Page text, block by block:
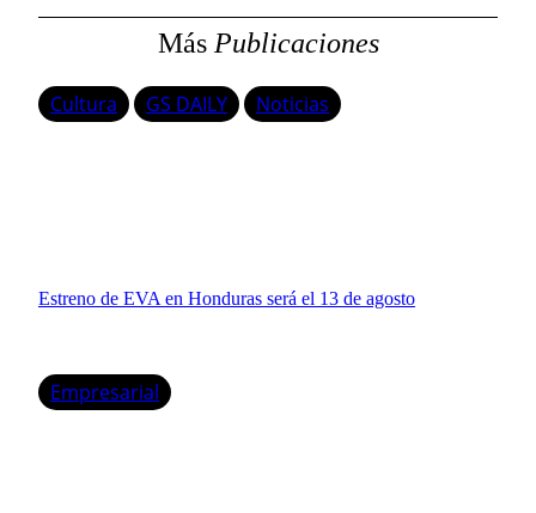
MásPublicaciones
Cultura GS DAILY Noticias
Estreno de EVA en Honduras será el 13 de agosto
Empresarial